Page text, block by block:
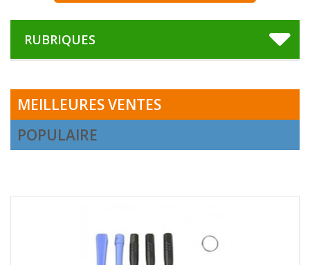
RUBRIQUES
MEILLEURES VENTES
POPULAIRE